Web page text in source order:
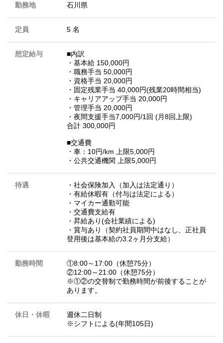
勤務地 石川県
定員 5 名
想定給与
■内訳
・基本給 150,000円
・職務手当 50,000円
・資格手当 20,000円
・固定残業手当 40,000円(残業20時間相当)
・キャリアアップ手当 20,000円
・管理手当 20,000円
・夜間支援手当7,000円/1回 (月8回上限)
合計 300,000円
■交通費
・車：10円/km 上限5,000円
・公共交通機関 上限5,000円
待遇
・社会保険加入（加入は法定通り）
・有給休暇有（付与は法定による）
・マイカー通勤可能
・交通費支給有
・昇給あり(会社業績による)
・賞与あり（契約社員期間中はなし、正社員
登用後は基本給の3.2ヶ月分支給）
勤務時間
①8:00～17:00（休憩75分）
②12:00～21:00（休憩75分）
※①②の交替制で勤務時間が前後することが
あります。
休日・休暇
週休二日制
※シフトによる(年間105日)